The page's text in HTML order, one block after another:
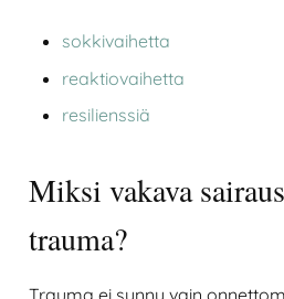
sokkivaihetta
reaktiovaihetta
resilienssiä
Miksi vakava
trauma?
Trauma ei synny vain